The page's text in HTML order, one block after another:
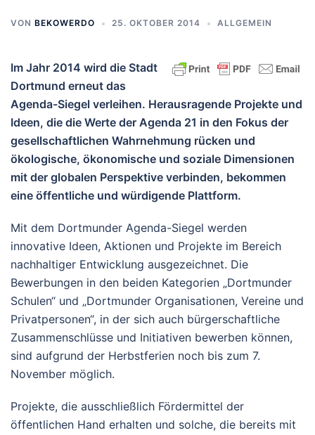
VON BEKOWERDO 25. OKTOBER 2014 ALLGEMEIN
Im Jahr 2014 wird die Stadt
Dortmund erneut das
Agenda-Siegel verleihen. Herausragende Projekte und
Ideen, die die Werte der Agenda 21 in den Fokus der
gesellschaftlichen Wahrnehmung rücken und
ökologische, ökonomische und soziale Dimensionen
mit der globalen Perspektive verbinden, bekommen
eine öffentliche und würdigende Plattform.
Mit dem Dortmunder Agenda-Siegel werden
innovative Ideen, Aktionen und Projekte im Bereich
nachhaltiger Entwicklung ausgezeichnet. Die
Bewerbungen in den beiden Kategorien „Dortmunder
Schulen“ und „Dortmunder Organisationen, Vereine und
Privatpersonen“, in der sich auch bürgerschaftliche
Zusammenschlüsse und Initiativen bewerben können,
sind aufgrund der Herbstferien noch bis zum 7.
November möglich.
Projekte, die ausschließlich Fördermittel der
öffentlichen Hand erhalten und solche, die bereits mit